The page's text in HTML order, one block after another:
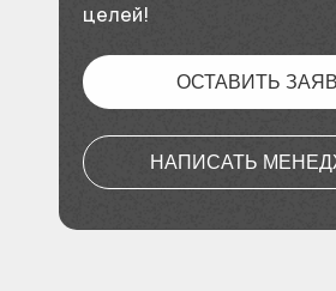
НАПИСАТЬ
ОСТАВИТЬ
целей!